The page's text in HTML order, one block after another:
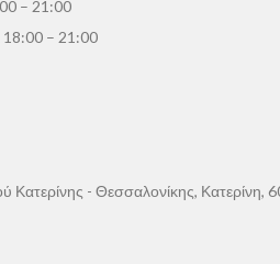
– 21:00
– 21:00
Κατερίνης - Θεσσαλονίκης, Κατερίνη,